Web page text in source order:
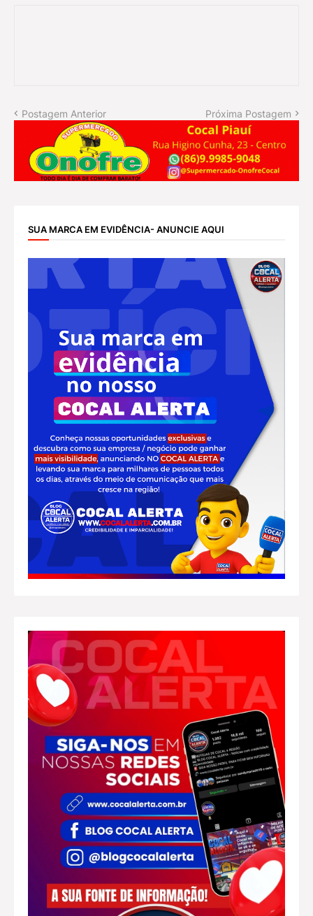
Postagem Anterior Próxima Postagem
SUA MARCA EM EVIDÊNCIA- ANUNCIE AQUI